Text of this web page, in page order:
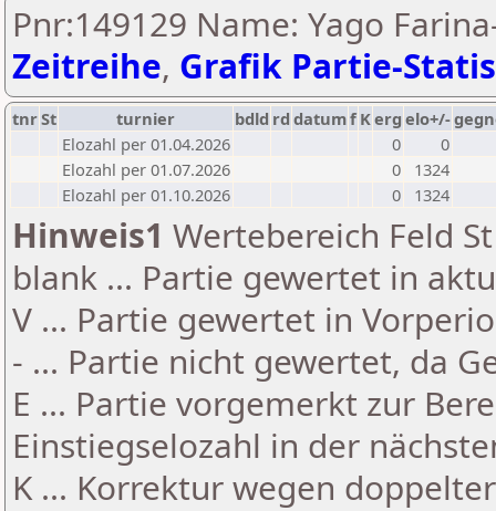
Pnr:149129 Name: Yago
Zeitreihe, Grafik Partie-
tnrSt turnier bdld rd datumf Kerg elo+/-
Elozahl per 01.04.2026
0
0
Elozahl per 01.07.2026
0
1324
Elozahl per 01.10.2026
0 1324
Hinweis1 Wertebereich Feld
blank ... Partie gewertet in
V ... Partie gewertet in
- ... Partie nicht gewertet, da
E ... Partie vorgemerkt zur
Einstiegselozahl in der
K ... Korrektur wegen